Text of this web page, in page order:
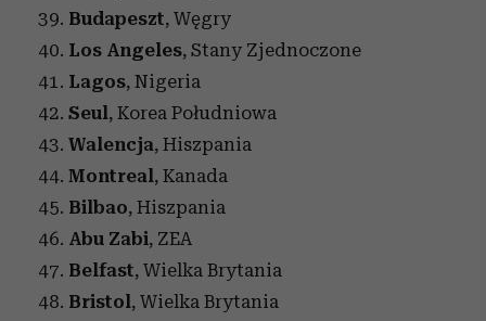
Budapeszt, Węgry
Los Angeles, Stany Zjednoczone
Lagos, Nigeria
Seul, Korea Południowa
Walencja, Hiszpania
Montreal, Kanada
Bilbao, Hiszpania
Abu Zabi, ZEA
Belfast, Wielka Brytania
Bristol, Wielka Brytania